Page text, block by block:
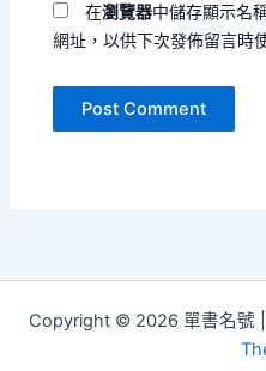
在瀏覽器中儲存顯示名
網址，以供下次發佈留言時
Copyright © 2026 單書名號